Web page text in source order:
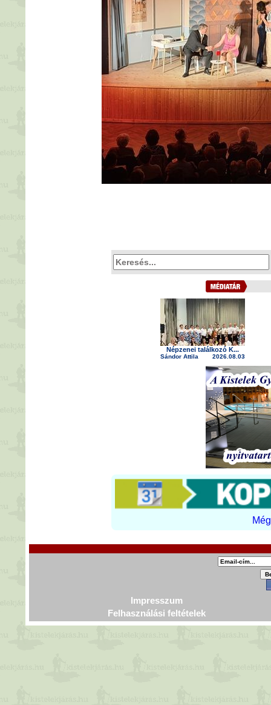
Népzenei találkozó K...
Sándor Attila 2026.08.03
Impresszum
Felhasználási feltételek